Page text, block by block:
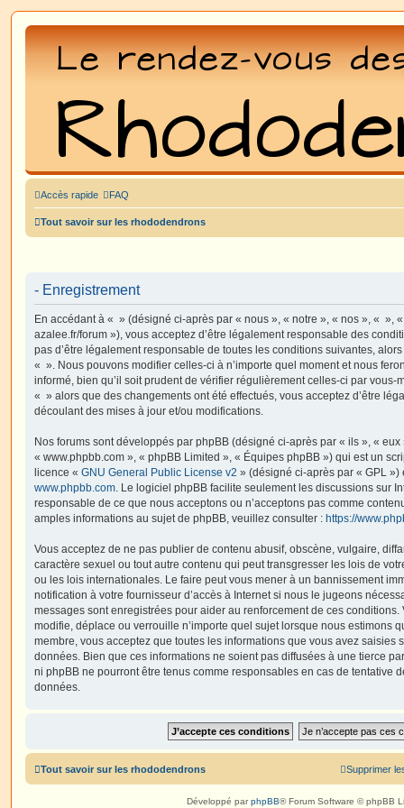
Accès rapide FAQ
Tout savoir sur les rhododendrons
- Enregistrement
En accédant à « » (désigné ci-après par « nous », « notre », « nos », « »,
azalee.fr/forum »), vous acceptez d’être légalement responsable des
pas d’être légalement responsable de toutes les conditions suivantes,
« ». Nous pouvons modifier celles-ci à n’importe quel moment et nous
informé, bien qu’il soit prudent de vérifier régulièrement celles-ci par vous-
« » alors que des changements ont été effectués, vous acceptez d’être
découlant des mises à jour et/ou modifications.
Nos forums sont développés par phpBB (désigné ci-après par « ils », «
« www.phpbb.com », « phpBB Limited », « Équipes phpBB ») qui est un
licence « GNU General Public License v2 » (désigné ci-après par « GPL
www.phpbb.com . Le logiciel phpBB facilite seulement les discussions sur
responsable de ce que nous acceptons ou n’acceptons pas comme
amples informations au sujet de phpBB, veuillez consulter : https://
Vous acceptez de ne pas publier de contenu abusif, obscène, vulgaire,
caractère sexuel ou tout autre contenu qui peut transgresser les lois de
ou les lois internationales. Le faire peut vous mener à un bannissement
notification à votre fournisseur d’accès à Internet si nous le jugeons
messages sont enregistrées pour aider au renforcement de ces
modifie, déplace ou verrouille n’importe quel sujet lorsque nous estimons
membre, vous acceptez que toutes les informations que vous avez saisies
données. Bien que ces informations ne soient pas diffusées à une tierce
ni phpBB ne pourront être tenus comme responsables en cas de tentative
données.
Tout savoir sur les rhododendrons Supprimer
Développé parphpBB® Forum Software © phpBB